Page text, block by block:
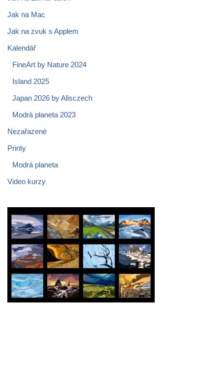
Jak na Mac
Jak na zvuk s Applem
Kalendář
FineArt by Nature 2024
Island 2025
Japan 2026 by Alisczech
Modrá planeta 2023
Nezařazené
Printy
Modrá planeta
Video kurzy